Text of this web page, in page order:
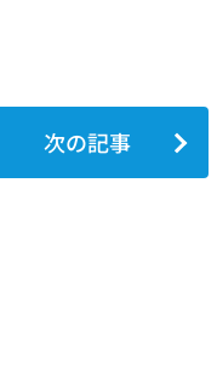
次の記事